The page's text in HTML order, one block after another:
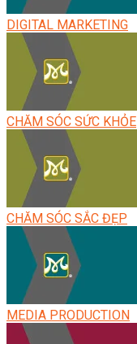
DIGITAL MARKETING
CHĂM SÓC SỨC KHỎE
CHĂM SÓC SẮC ĐẸP
MEDIA PRODUCTION